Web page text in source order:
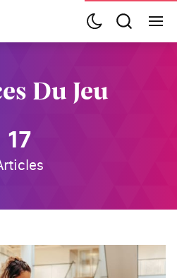
Du Jeu
17